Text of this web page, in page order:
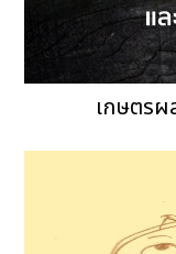
เกษตร